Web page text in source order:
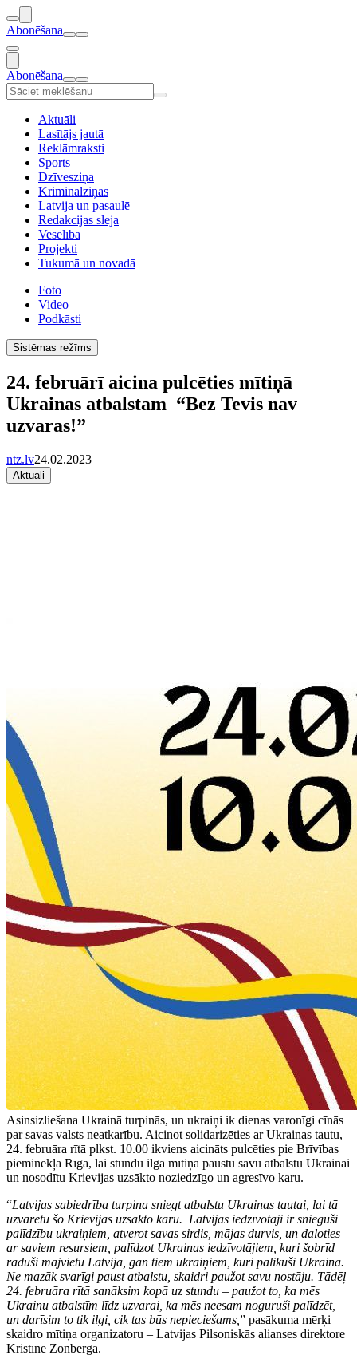
Abonēšana
Abonēšana
Aktuāli
Lasītājs jautā
Reklāmraksti
Sports
Dzīvesziņa
Kriminālziņas
Latvija un pasaulē
Redakcijas sleja
Veselība
Projekti
Tukumā un novadā
Foto
Video
Podkāsti
Sistēmas režīms
24. februārī aicina pulcēties mītiņā
Ukrainas atbalstam “Bez Tevis nav
uzvaras!”
ntz.lv24.02.2023
Aktuāli
Asinsizliešana Ukrainā turpinās, un ukraiņi ik dienas varonīgi cīnās
par savas valsts neatkarību. Aicinot solidarizēties ar Ukrainas tautu,
24. februāra rītā plkst. 10.00 ikviens aicināts pulcēties pie Brīvības
pieminekļa Rīgā, lai stundu ilgā mītiņā paustu savu atbalstu Ukrainai
un nosodītu Krievijas uzsākto noziedzīgo un agresīvo karu.
“Latvijas sabiedrība turpina sniegt atbalstu Ukrainas tautai, lai tā
uzvarētu šo Krievijas uzsākto karu. Latvijas iedzīvotāji ir snieguši
palīdzību ukraiņiem, atverot savas sirdis, mājas durvis, un daloties
ar saviem resursiem, palīdzot Ukrainas iedzīvotājiem, kuri šobrīd
raduši mājvietu Latvijā, gan tiem ukraiņiem, kuri palikuši Ukrainā.
Ne mazāk svarīgi paust atbalstu, skaidri paužot savu nostāju. Tādēļ
24. februāra rītā sanāksim kopā uz stundu – paužot to, ka mēs
Ukrainu atbalstīm līdz uzvarai, ka mēs neesam noguruši palīdzēt,
un darīsim to tik ilgi, cik tas būs nepieciešams, ” pasākuma mērķi
skaidro mītiņa organizatoru – Latvijas Pilsoniskās alianses direktore
Kristīne Zonberga.